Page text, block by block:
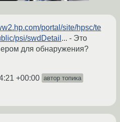
portal/site/hpsc/te
psi/swdDetail ... - Это
для обнаружения?
+00:00 автор топика